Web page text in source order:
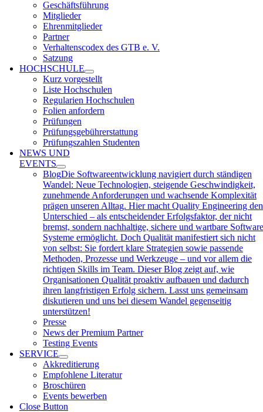
Geschäftsführung
Mitglieder
Ehrenmitglieder
Partner
Verhaltenscodex des GTB e. V.
Satzung
HOCHSCHULE
Kurz vorgestellt
Liste Hochschulen
Regularien Hochschulen
Folien anfordern
Prüfungen
Prüfungsgebührerstattung
Prüfungszahlen Studenten
NEWS UND
EVENTS
BlogDie Softwareentwicklung navigiert durch ständigen
Wandel: Neue Technologien, steigende Geschwindigkeit,
zunehmende Anforderungen und wachsende Komplexität
prägen unseren Alltag. Hier macht Quality Engineering den
Unterschied – als entscheidender Erfolgsfaktor, der nicht
bremst, sondern nachhaltige, sichere und wartbare
Systeme ermöglicht. Doch Qualität manifestiert sich nicht
von selbst: Sie fordert klare Strategien sowie passende
Methoden, Prozesse und Werkzeuge – und vor allem die
richtigen Skills im Team. Dieser Blog zeigt auf, wie
Organisationen Qualität proaktiv aufbauen und dadurch
ihren langfristigen Erfolg sichern. Lasst uns gemeinsam
diskutieren und uns bei diesem Wandel gegenseitig
unterstützen!
Presse
News der Premium Partner
Testing Events
SERVICE
Akkreditierung
Empfohlene Literatur
Broschüren
Events bewerben
Close Button